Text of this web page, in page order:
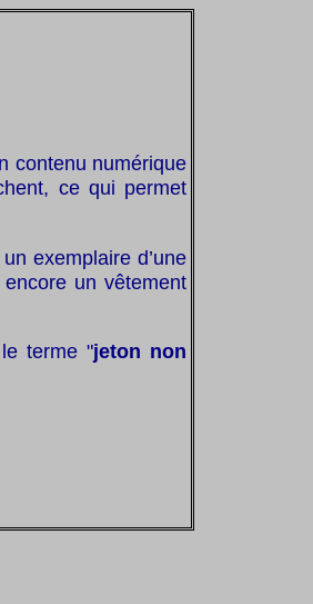
contenu numérique
ce qui permet
exemplaire d’une
un vêtement
terme "jeton non